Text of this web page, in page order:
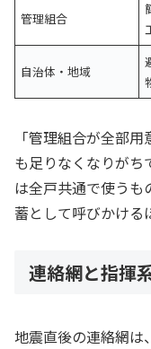
管理組合
自治体・地域
「管理組合が全部
も足りなくなりがち
は全戸共通で使うも
蓄として呼びかける
連絡網と指揮
地震直後の連絡網は